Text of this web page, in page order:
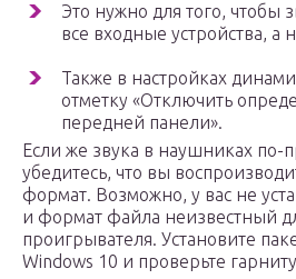
Это нужно для того, чтобы
все входные устройства, а
Также в настройках
отметку «Отключить
передней панели».
Если же звука в наушниках по-
убедитесь, что вы
формат. Возможно, у вас не
и формат файла неизвестный
проигрывателя. Установите
Windows 10 и проверьте